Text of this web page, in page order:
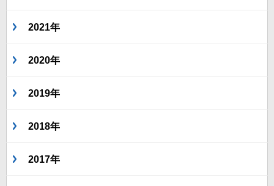
2021年
2020年
2019年
2018年
2017年